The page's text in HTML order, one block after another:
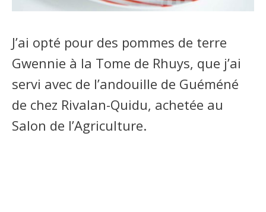
J’ai opté pour des pommes de terre
Gwennie à la Tome de Rhuys, que j’ai
servi avec de l’andouille de Guéméné
de chez Rivalan-Quidu, achetée au
Salon de l’Agriculture.